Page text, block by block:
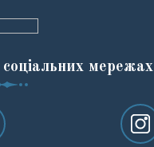
соціальних мережах